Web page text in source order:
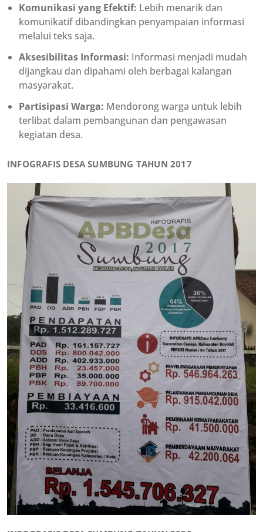
Komunikasi yang Efektif: Lebih menarik dan
komunikatif dibandingkan penyampaian informasi
melalui teks saja.
Aksesibilitas Informasi: Informasi menjadi mudah
dijangkau dan dipahami oleh berbagai kalangan
masyarakat.
Partisipasi Warga: Mendorong warga untuk lebih
terlibat dalam pembangunan dan pengawasan
kegiatan desa.
INFOGRAFIS DESA SUMBUNG TAHUN 2017